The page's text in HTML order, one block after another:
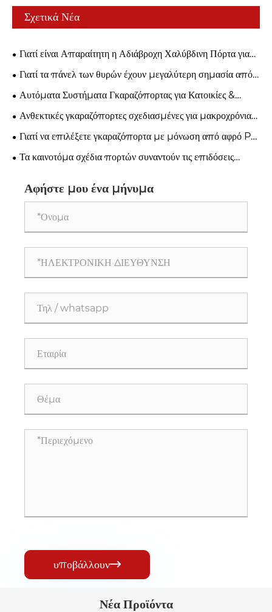
Σχετικά Νέα
Γιατί είναι Απαραίτητη η Αδιάβροχη Χαλύβδινη Πόρτα για
Σύγχρονη Βιομηχανική Ασφάλεια;
Γιατί τα πάνελ των θυρών έχουν μεγαλύτερη σημασία από
όσο νομίζετε;
Αυτόματα Συστήματα Γκαραζόπορτας για Κατοικίες &
Επιχειρήσεις
Ανθεκτικές γκαραζόπορτες σχεδιασμένες για μακροχρόνια
χρήση
Γιατί να επιλέξετε γκαραζόπορτα με μόνωση από αφρό PU
για μοντέρνα σπίτια;
Τα καινοτόμα σχέδια πορτών συναντούν τις επιδόσεις
Αφήστε μου ένα μήνυμα
υποβάλλουν
Νέα Προϊόντα